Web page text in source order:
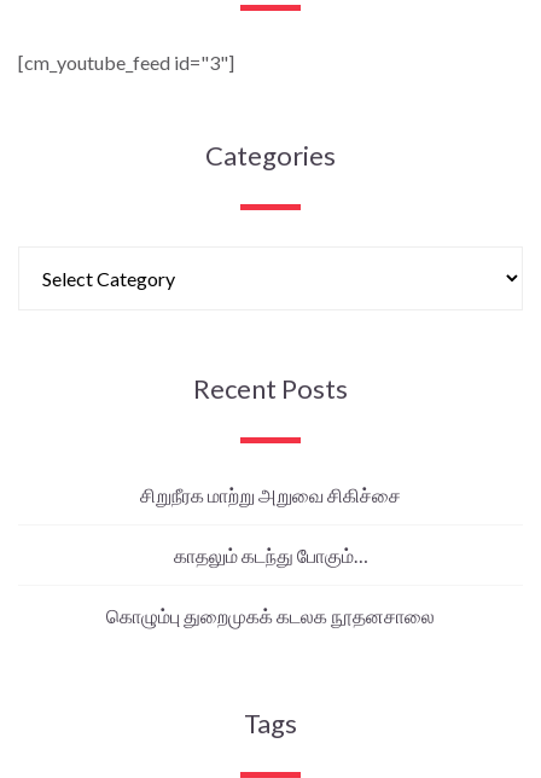
[cm_youtube_feed id="3"]
Categories
Recent Posts
சிறுநீரக மாற்று அறுவை சிகிச்சை
காதலும் கடந்து போகும்…
கொழும்பு துறைமுகக் கடலக நூதனசாலை
Tags